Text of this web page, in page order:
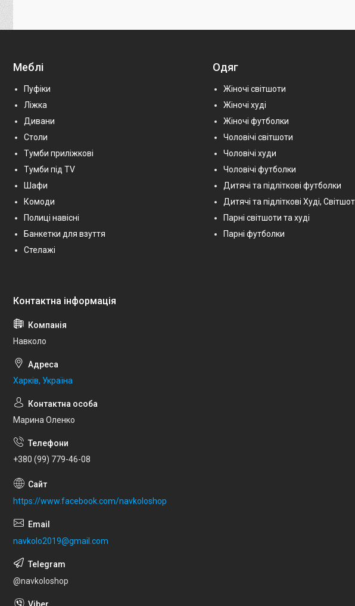
Меблі
Пуфіки
Ліжка
Дивани
Столи
Тумби приліжкові
Тумби під TV
Шафи
Комоди
Полиці навісні
Банкетки для взуття
Стелажі
Одяг
Жіночі світшоти
Жіночі худі
Жіночі футболки
Чоловічі світшоти
Чоловічі худи
Чоловічі футболки
Дитячі та підліткові футболки
Дитячі та підліткові Худі,
Парні світшоти та худі
Парні футболки
Навколо
Харків, Україна
Марина Оленко
+380 (99) 779-46-08
https://www.facebook.com/navkoloshop
navkolo2019@gmail.com
@navkoloshop